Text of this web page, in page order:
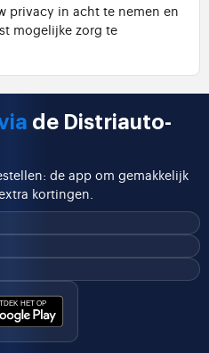
privacy in acht te nemen en
mogelijke zorg te
de Distriauto-
de app om gemakkelijk
kortingen.